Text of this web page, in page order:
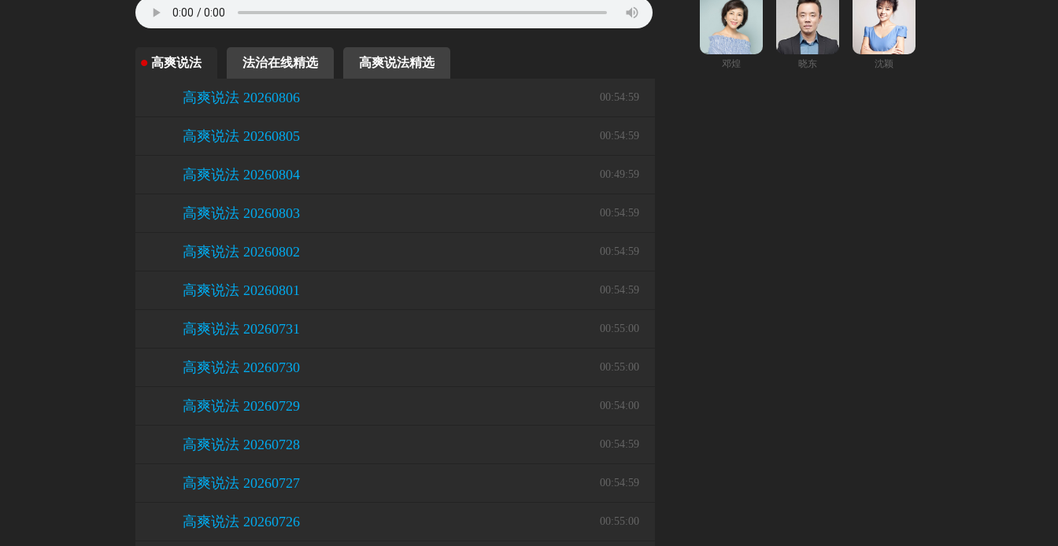
高爽说法 法治在线精选 高爽说法精选
高爽说法 20260806 00:54:59
高爽说法 20260805 00:54:59
高爽说法 20260804 00:49:59
高爽说法 20260803 00:54:59
高爽说法 20260802 00:54:59
高爽说法 20260801 00:54:59
高爽说法 20260731 00:55:00
高爽说法 20260730 00:55:00
高爽说法 20260729 00:54:00
高爽说法 20260728 00:54:59
高爽说法 20260727 00:54:59
高爽说法 20260726 00:55:00
邓煌 晓东 沈颖